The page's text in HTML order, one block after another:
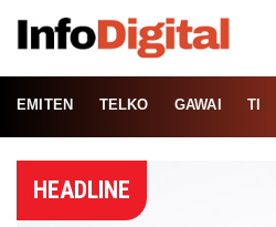
EMITEN TELKO GAWAI TI
HEADLINE